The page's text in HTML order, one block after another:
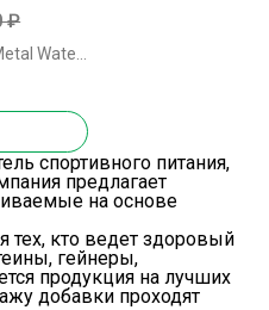
₽
спортивного питания,
предлагает
на основе
тех, кто ведет здоровый
гейнеры,
продукция на лучших
добавки проходят